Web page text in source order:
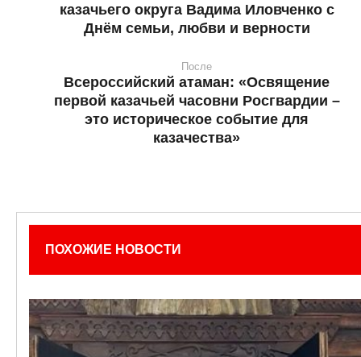
казачьего округа Вадима Иловченко с
Днём семьи, любви и верности
После
Всероссийский атаман: «Освящение
первой казачьей часовни Росгвардии –
это историческое событие для
казачества»
ПОХОЖИЕ НОВОСТИ